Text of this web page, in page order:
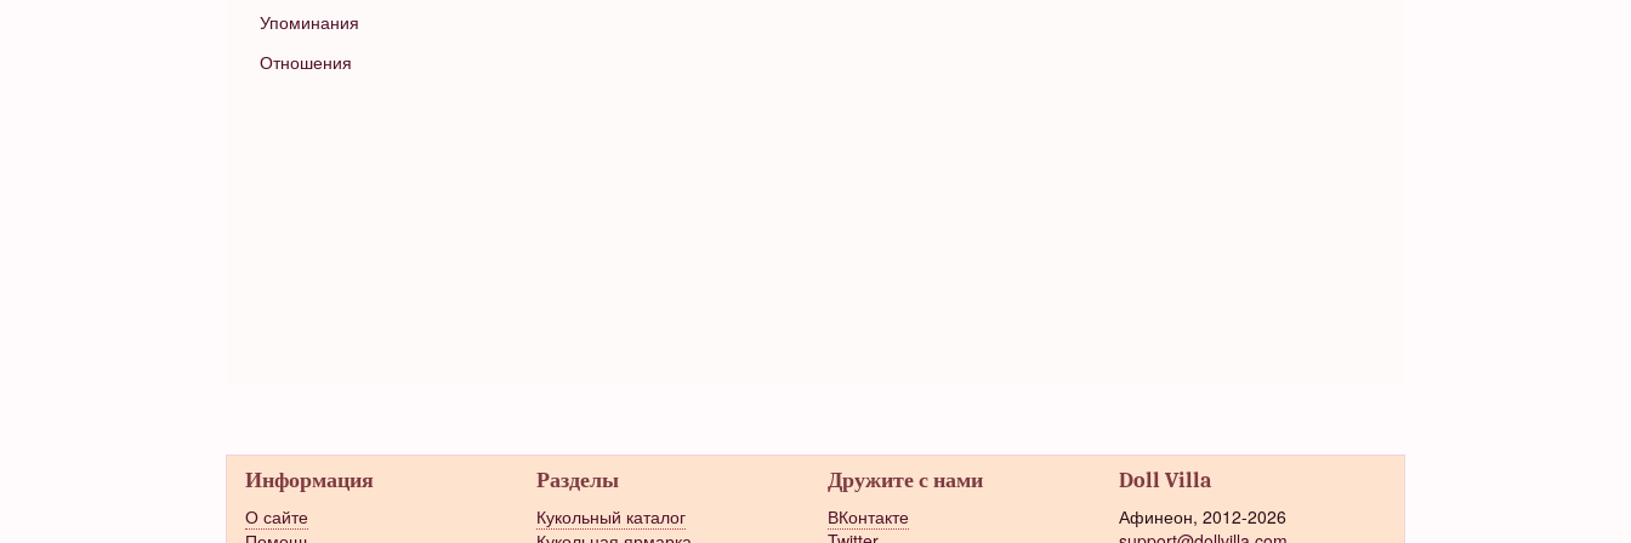
Упоминания
Отношения
Информация
О сайте
Разделы
Кукольный каталог
Дружите с нами
ВКонтакте
Doll Villa
Афинеон, 2012-2026